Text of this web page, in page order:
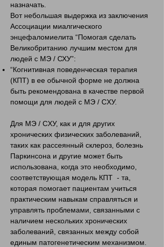
назначать.
Вот небольшая выдержка из заключения
Ассоциации миалгического
энцефаломиелита “​Помогая сделать
Великобританию лучшим местом для
людей с МЭ / СХУ”:
“Когнитивная поведенческая терапия
(КПT) в ее обычной форме не должна
быть рекомендована в качестве первой
помощи для людей с MЭ / CХУ.
Для MЭ / CХУ, как и для других
хронических физических заболеваний,
таких как рассеянный склероз, болезнь
Паркинсона и другие может быть
использована, когда это необходимо,
соответствующая модель КПТ - та,
которая помогает пациентам учиться
практическим навыкам справляться и
управлять проблемами, связанными с
наличием нескольких хронических
заболеваний, связанных между собой
единым патогенетическим механизмом.